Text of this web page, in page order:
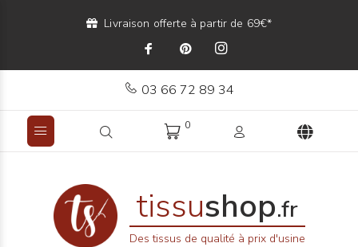
Livraison offerte à partir de 69€*
03 66 72 89 34
0
tissushop.fr
Des tissus de qualité à prix d'usine